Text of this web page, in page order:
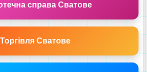
справа Сватове
Торгівля Сватове